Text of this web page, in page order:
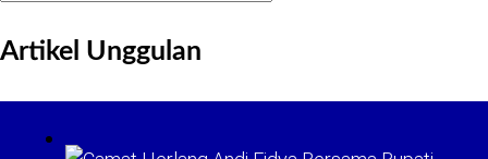
Artikel Unggulan